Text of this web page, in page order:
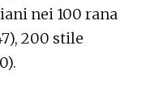
nei 100 rana
200 stile